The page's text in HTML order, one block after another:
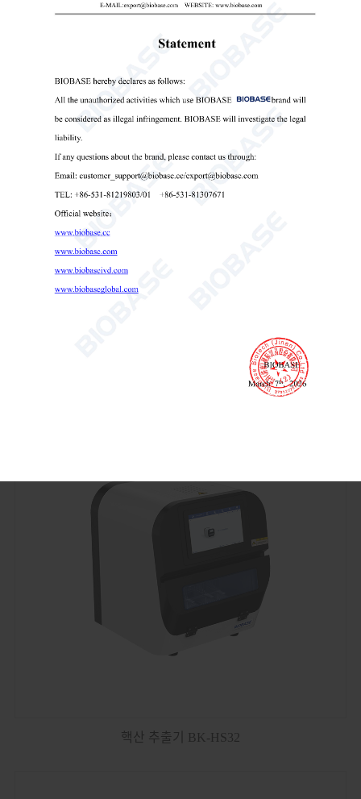
야금 현미경 XJD-100 XJD-200 XDS-1 4XC
핵산 추출기 BK-HS32